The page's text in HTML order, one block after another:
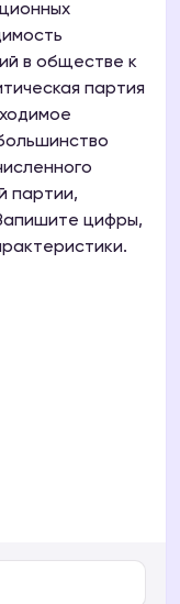
в обществе к
партия
партии,
цифры,